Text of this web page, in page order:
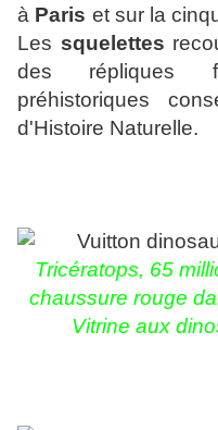
à Paris et sur la
Les squelettes
des répliques
préhistoriques
d'Histoire Naturelle.
Tricératops, 65
chaussure rouge
Vitrine aux